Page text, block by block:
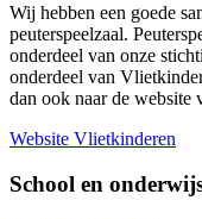
Wij hebben een goede
peuterspeelzaal.
onderdeel van onze
onderdeel van
dan ook naar de website
Website Vlietkinderen
School en